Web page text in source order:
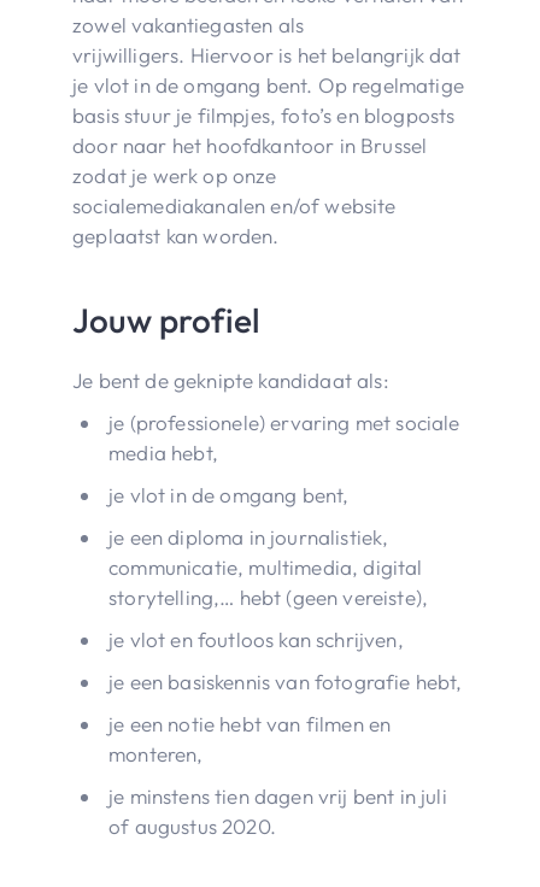
zowel vakantiegasten als
vrijwilligers. Hiervoor is het belangrijk dat
je vlot in de omgang bent. Op regelmatige
basis stuur je filmpjes, foto’s en blogposts
door naar het hoofdkantoor in Brussel
zodat je werk op onze
socialemediakanalen en/of website
geplaatst kan worden.
Jouw profiel
Je bent de geknipte kandidaat als:
je (professionele) ervaring met sociale
media hebt,
je vlot in de omgang bent,
je een diploma in journalistiek,
communicatie, multimedia, digital
storytelling,… hebt (geen vereiste),
je vlot en foutloos kan schrijven,
je een basiskennis van fotografie hebt,
je een notie hebt van filmen en
monteren,
je minstens tien dagen vrij bent in juli
of augustus 2020.